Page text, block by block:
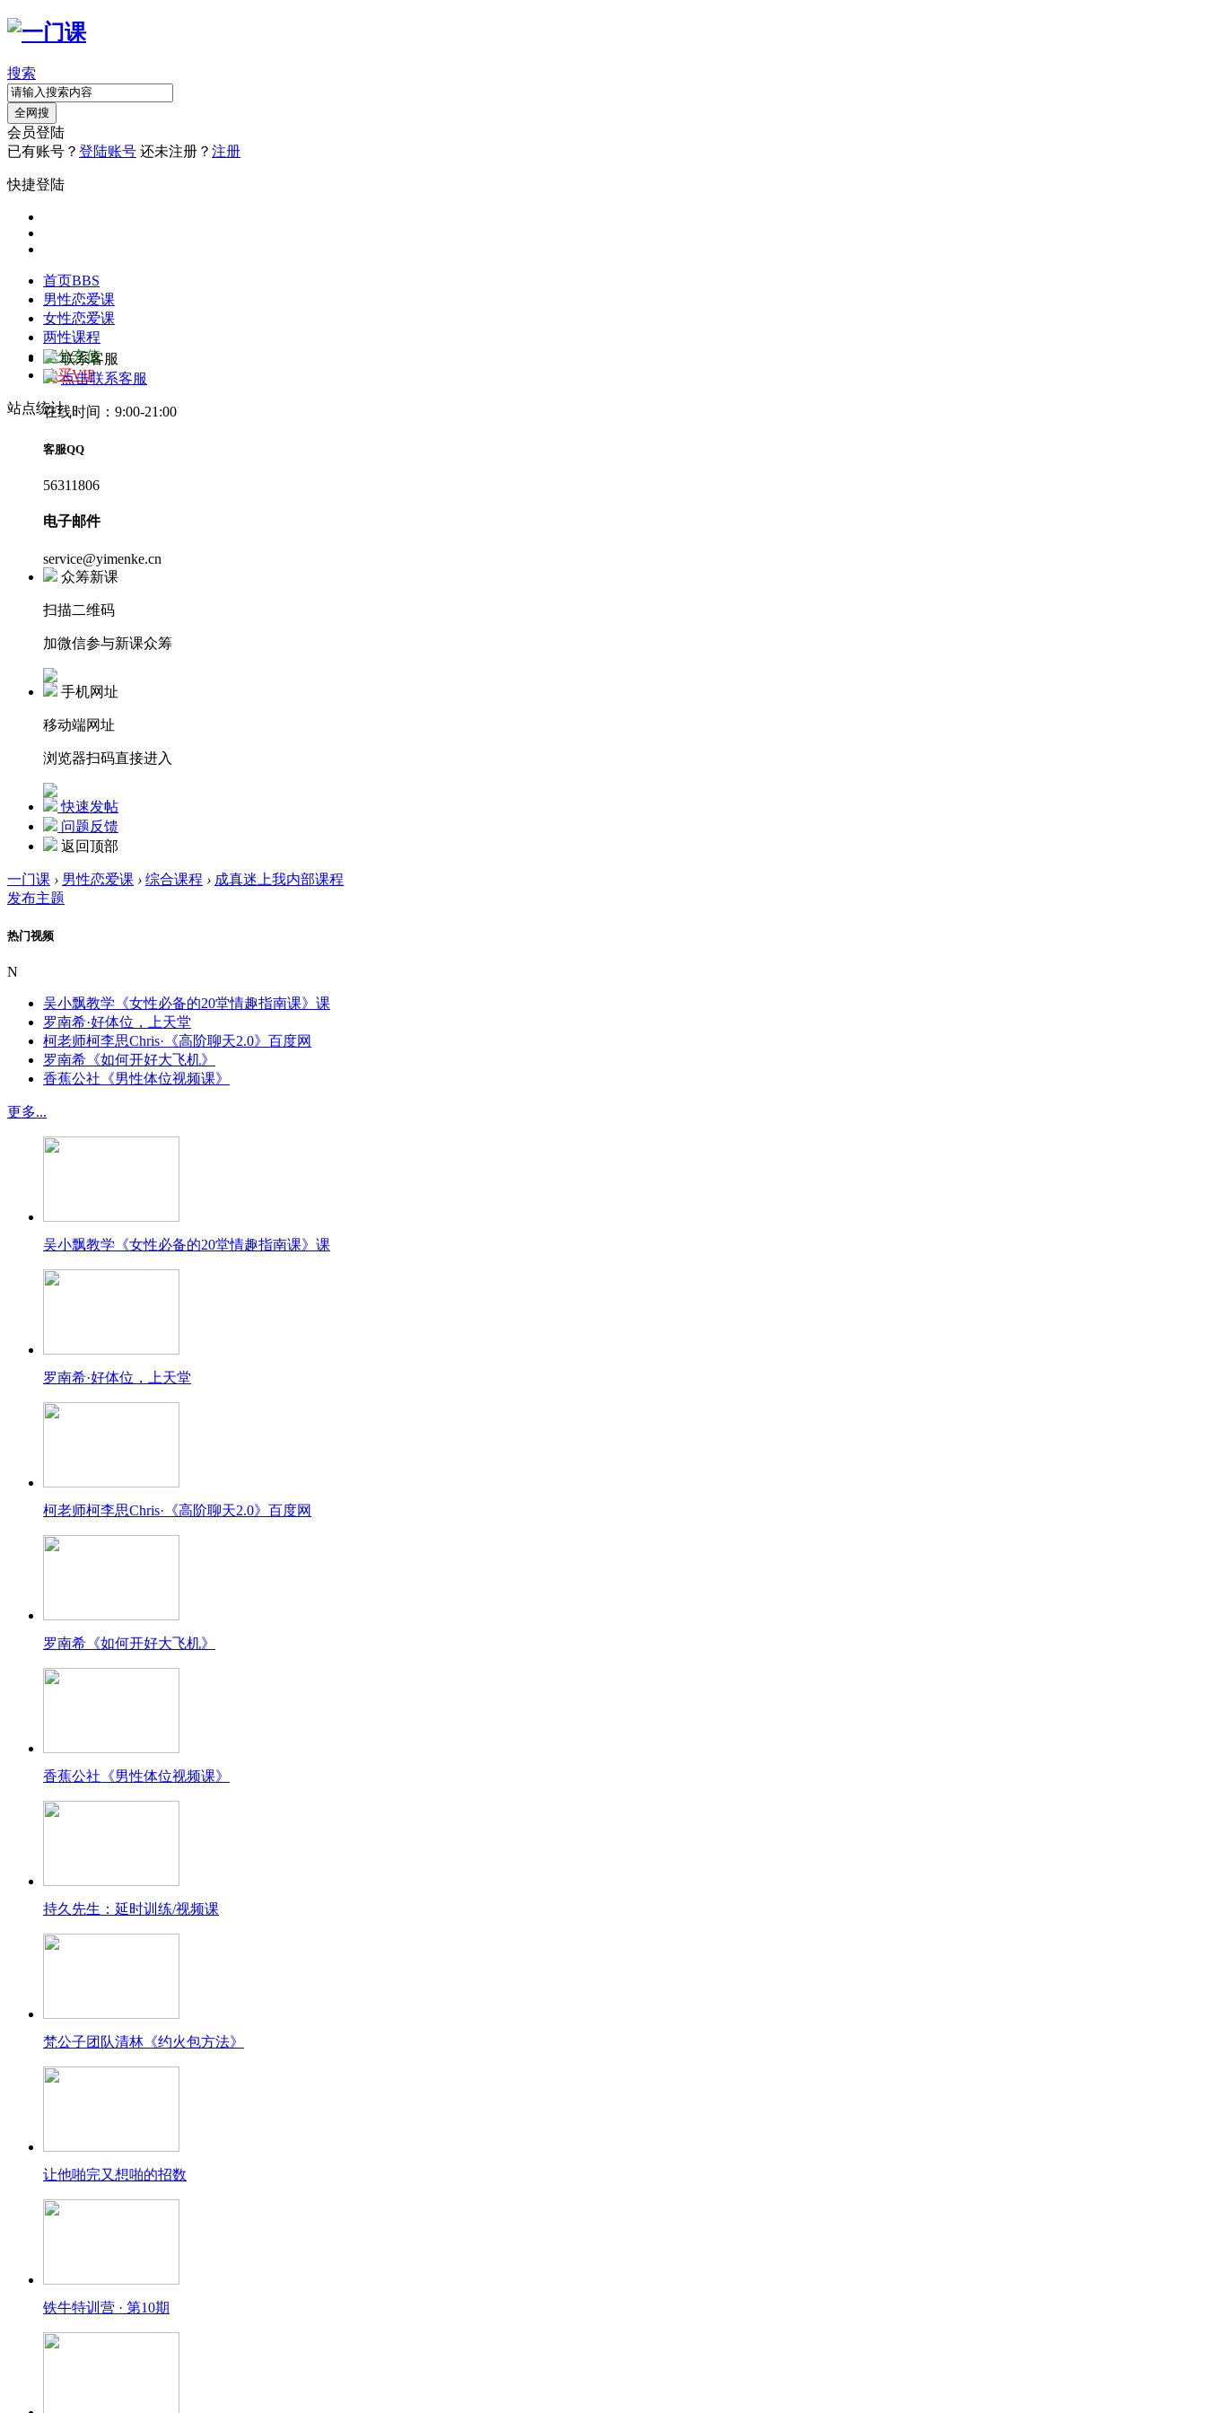
搜索
全网搜
会员登陆
已有账号？ 登陆账号 还未注册？ 注册
快捷登陆
首页BBS
男性恋爱课
女性恋爱课
两性课程
积分充值
购买VIP
站点统计
联系客服
点击联系客服
在线时间：9:00-21:00
客服QQ
56311806
电子邮件
service@yimenke.cn
众筹新课
扫描二维码
加微信参与新课众筹
手机网址
移动端网址
浏览器扫码直接进入
快速发帖
问题反馈
返回顶部
一门课 › 男性恋爱课 › 综合课程 › 成真迷上我内部课程
发布主题
热门视频
N
吴小飘教学《女性必备的20堂情趣指南课》课
罗南希·好体位，上天堂
柯老师柯李思Chris·《高阶聊天2.0》百度网
罗南希《如何开好大飞机》
香蕉公社《男性体位视频课》
更多...
吴小飘教学《女性必备的20堂情趣指南课》课
罗南希·好体位，上天堂
柯老师柯李思Chris·《高阶聊天2.0》百度网
罗南希《如何开好大飞机》
香蕉公社《男性体位视频课》
持久先生：延时训练/视频课
梵公子团队清林《约火包方法》
让他啪完又想啪的招数
铁牛特训营 · 第10期